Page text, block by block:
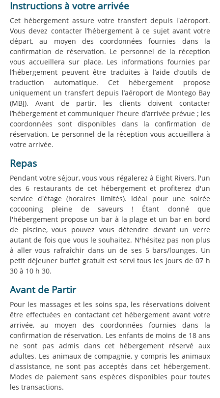
Instructions à votre arrivée
Cet hébergement assure votre transfert depuis l'aéroport.
Vous devez contacter l’hébergement à ce sujet avant votre
départ, au moyen des coordonnées fournies dans la
confirmation de réservation. Le personnel de la réception
vous accueillera sur place. Les informations fournies par
l’hébergement peuvent être traduites à l’aide d’outils de
traduction automatique. Cet hébergement propose
uniquement un transfert depuis l’aéroport de Montego Bay
(MBJ). Avant de partir, les clients doivent contacter
l’hébergement et communiquer l’heure d’arrivée prévue ; les
coordonnées sont disponibles dans la confirmation de
réservation. Le personnel de la réception vous accueillera à
votre arrivée.
Repas
Pendant votre séjour, vous vous régalerez à Eight Rivers, l'un
des 6 restaurants de cet hébergement et profiterez d'un
service d'étage (horaires limités). Idéal pour une soirée
cocooning pleine de saveurs ! Étant donné que
l'hébergement propose un bar à la plage et un bar en bord
de piscine, vous pouvez vous détendre devant un verre
autant de fois que vous le souhaitez. N'hésitez pas non plus
à aller vous rafraîchir dans un de ses 5 bars/lounges. Un
petit déjeuner buffet gratuit est servi tous les jours de 07 h
30 à 10 h 30.
Avant de Partir
Pour les massages et les soins spa, les réservations doivent
être effectuées en contactant cet hébergement avant votre
arrivée, au moyen des coordonnées fournies dans la
confirmation de réservation. Les enfants de moins de 18 ans
ne sont pas admis dans cet hébergement réservé aux
adultes. Les animaux de compagnie, y compris les animaux
d'assistance, ne sont pas acceptés dans cet hébergement.
Modes de paiement sans espèces disponibles pour toutes
les transactions.